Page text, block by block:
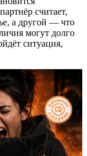
считает,
а другой — что
могут долго
ситуация,